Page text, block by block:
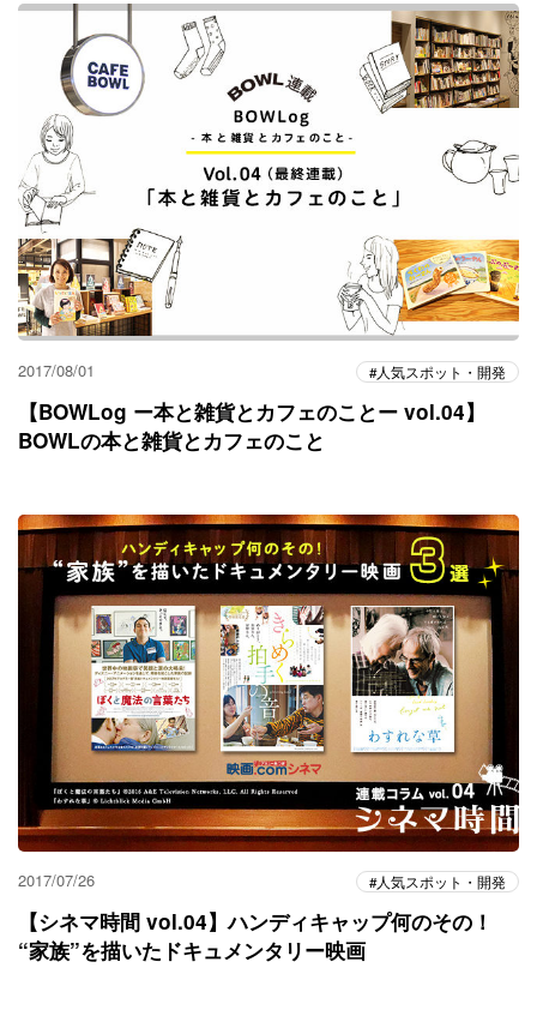
2017/08/01 人気スポット・開発
【BOWLog ー本と雑貨とカフェのことー vol.04】
BOWLの本と雑貨とカフェのこと
2017/07/26 人気スポット・開発
【シネマ時間 vol.04】ハンディキャップ何のその！
“家族”を描いたドキュメンタリー映画